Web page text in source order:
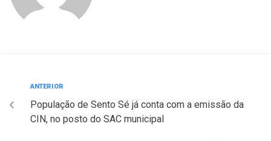
ANTERIOR
População de Sento Sé já conta com a emissão da
CIN, no posto do SAC municipal